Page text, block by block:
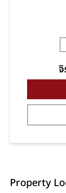
Property